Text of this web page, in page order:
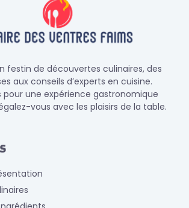
festin de découvertes culinaires, des
aux conseils d’experts en cuisine.
pour une expérience gastronomique
vous avec les plaisirs de la table.